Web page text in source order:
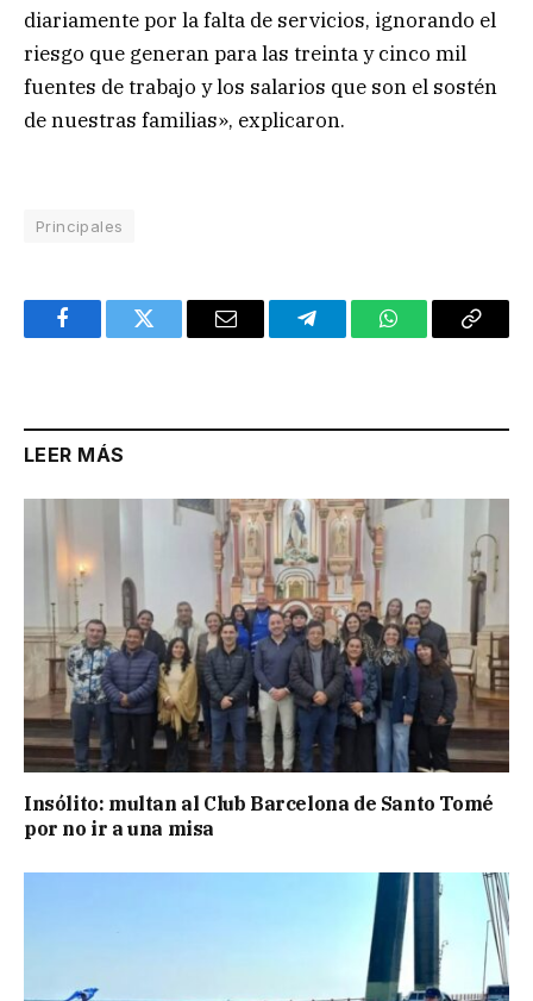
diariamente por la falta de servicios, ignorando el
riesgo que generan para las treinta y cinco mil
fuentes de trabajo y los salarios que son el sostén
de nuestras familias», explicaron.
Principales
FacebookTwitter Email TelegramWhatsAppCopy
LEER MÁS
Insólito: multan al Club Barcelona de Santo Tomé
por no ir a una misa